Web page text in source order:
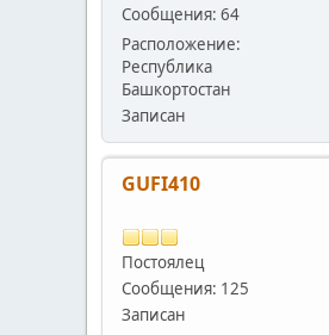
Сообщения: 64
Расположение:
Республика
Башкортостан
Записан
GUFI410
Постоялец
Сообщения: 125
Записан